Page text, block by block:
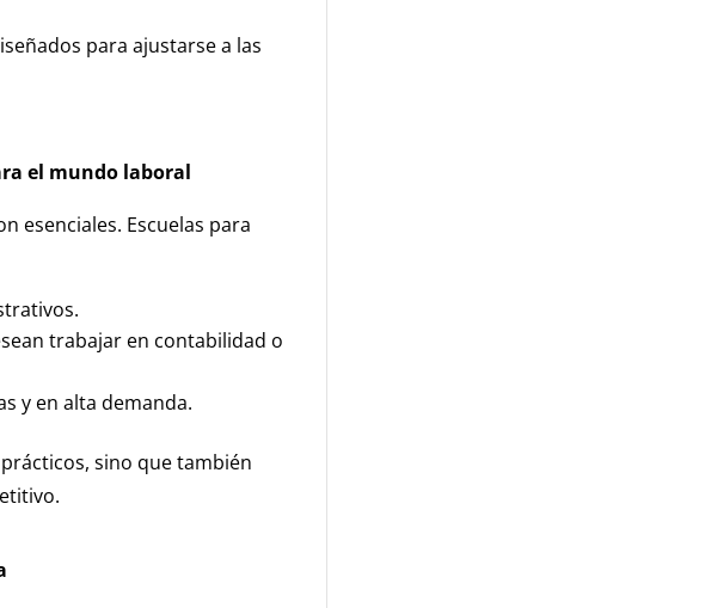
para ajustarse a las
el mundo laboral
esenciales. Escuelas para
trabajar en contabilidad o
y en alta demanda.
sino que también